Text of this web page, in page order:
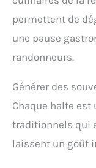
permettent de
une pause
randonneurs.
Générer des
Chaque halte est
traditionnels qui
laissent un goût